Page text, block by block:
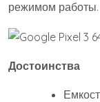
режимом работы.
Достоинства